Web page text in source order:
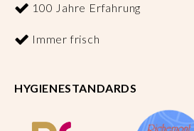
100 Jahre Erfahrung
Immer frisch
HYGIENESTANDARDS